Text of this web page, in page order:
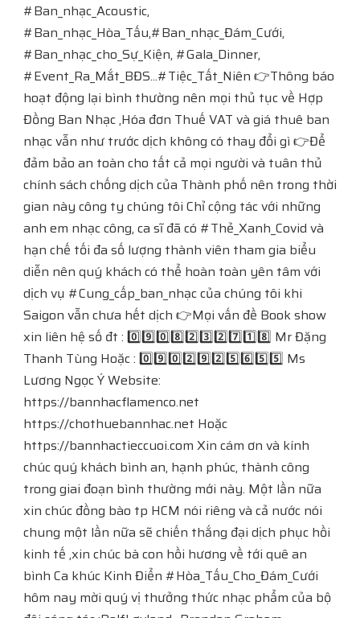
#Ban_nhạc_Acoustic,
#Ban_nhạc_Hòa_Tấu,#Ban_nhạc_Đám_Cưới,
#Ban_nhạc_cho_Sự_Kiện, #Gala_Dinner,
#Event_Ra_Mắt_BĐS...#Tiệc_Tất_Niên 👉Thông báo
hoạt động lại bình thường nên mọi thủ tục về Hợp
Đồng Ban Nhạc ,Hóa đơn Thuế VAT và giá thuê ban
nhạc vẫn như trước dịch không có thay đổi gì 👉Để
đảm bảo an toàn cho tất cả mọi người và tuân thủ
chính sách chống dịch của Thành phố nên trong thời
gian này công ty chúng tôi Chỉ cộng tác với những
anh em nhạc công, ca sĩ đã có #Thẻ_Xanh_Covid và
hạn chế tối đa số lượng thành viên tham gia biểu
diễn nên quý khách có thể hoàn toàn yên tâm với
dịch vụ #Cung_cấp_ban_nhạc của chúng tôi khi
Saigon vẫn chưa hết dịch 👉Mọi vấn đề Book show
xin liên hệ số đt : 0️⃣9️⃣0️⃣8️⃣2️⃣3️⃣2️⃣7️⃣1️⃣8️⃣ Mr Đặng
Thanh Tùng Hoặc ​​​​: 0️⃣9️⃣0️⃣2️⃣9️⃣2️⃣5️⃣6️⃣5️⃣5️⃣ Ms
Lương Ngọc Ý​​​​ Website:
https://bannhacflamenco.net​​​​
https://chothuebannhac.net Hoặc
https://bannhactieccuoi.com Xin cám ơn và kính
chúc quý khách bình an, hạnh phúc, thành công
trong giai đoạn bình thường mới này. Một lần nữa
xin chúc đồng bào tp HCM nói riêng và cả nước nói
chung một lần nữa sẽ chiến thắng đại dịch phục hồi
kinh tế ,xin chúc bà con hồi hương về tới quê an
bình Ca khúc Kinh Điển #Hòa_Tấu_Cho_Đám_Cưới
hôm nay mời quý vị thưởng thức nhạc phẩm của bộ